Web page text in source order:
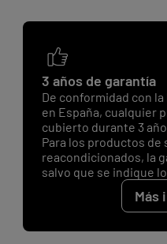
3 años de garantía
De conformidad con
en España, cualquier
cubierto durante 3
Para los productos de
reacondicionados, la
salvo que se indique
Más